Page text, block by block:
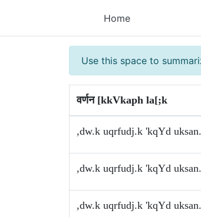
Home
Use this space to
वर्णन [kkVkaph la[;k
,dw.k uqrfudj.k 'kqYd
,dw.k uqrfudj.k 'kqYd
,dw.k uqrfudj.k 'kqYd